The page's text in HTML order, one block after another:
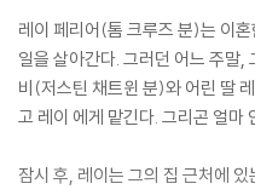
레이 페리어(톰 크루즈 분)는 이
일을 살아간다. 그러던 어느 주말
비(저스틴 채트윈 분)와 어린 딸
고 레이 에게 맡긴다. 그리곤 얼마
잠시 후, 레이는 그의 집 근처에